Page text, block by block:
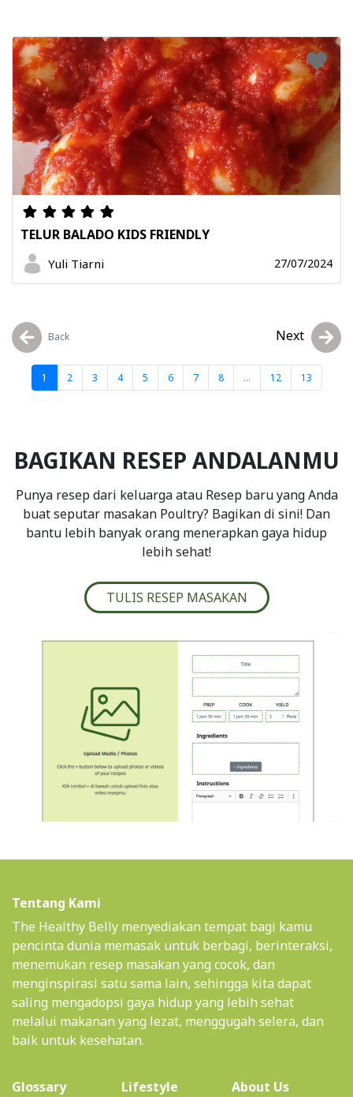
TELUR BALADO KIDS FRIENDLY
Yuli Tiarni 27/07/2024
Back
1 2 3 4 5 6 7 8 ... 12 13
Next
BAGIKAN RESEP ANDALANMU
Punya resep dari keluarga atau Resep baru yang Anda
buat seputar masakan Poultry? Bagikan di sini! Dan
bantu lebih banyak orang menerapkan gaya hidup
lebih sehat!
TULIS RESEP MASAKAN
Tentang Kami
The Healthy Belly menyediakan tempat bagi kamu
pencinta dunia memasak untuk berbagi, berinteraksi,
menemukan resep masakan yang cocok, dan
menginspirasi satu sama lain, sehingga kita dapat
saling mengadopsi gaya hidup yang lebih sehat
melalui makanan yang lezat, menggugah selera, dan
baik untuk kesehatan.
Glossary Lifestyle About Us(current)